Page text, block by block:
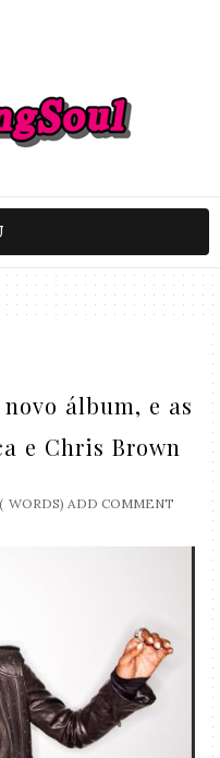
álbum, e as
e Chris Brown
WORDS) ADD COMMENT